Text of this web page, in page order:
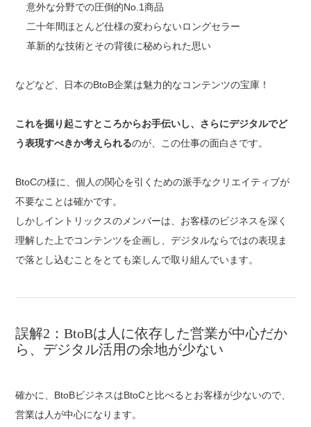
意外な分野での圧倒的No.1商品
二十年間ほとんど仕様の変わらないロングセラー
革新的な技術とその背後に秘められた思い
などなど、日本のBtoB企業は魅力的なコンテンツの宝庫！
これを掘り起こすところからお手伝いし、さらにデジタルでど
う表現すべきか考えられるのが、この仕事の面白さです。
BtoCの様に、個人の関心を引くための派手なクリエイティブが
不要なことは確かです。
しかしイントリックスのメンバーは、お客様のビジネスを深く
理解した上でコンテンツを企画し、デジタルならではの表現ま
で落とし込むことをとても楽しんで取り組んでいます。
誤解2：BtoBは人に依存した営業が中心だか
ら、デジタル活用の余地が少ない
確かに、BtoBビジネスはBtoCと比べるとお客様が少ないので、
営業は人が中心になります。